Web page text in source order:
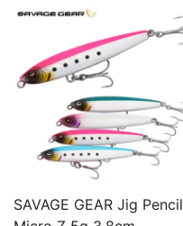
SAVAGE GEAR Jig Pencil